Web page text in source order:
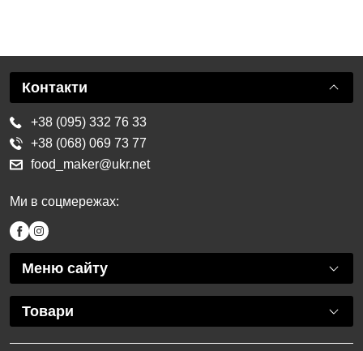
Меню сайту
Товари
Контакти
+38 (095) 332 76 33
+38 (068) 069 73 77
food_maker@ukr.net
Ми в соцмережах: